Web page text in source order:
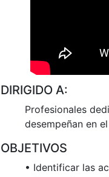
DIRIGIDO A:
Profesionales
desempeñan en
OBJETIVOS
• Identificar las